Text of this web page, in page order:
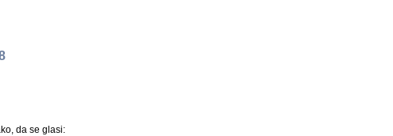
da se glasi: